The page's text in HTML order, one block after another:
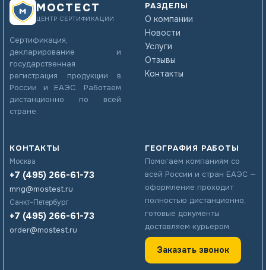
МОСТЕСТ
ЦЕНТР СЕРТИФИКАЦИИ
Сертификация,
декларирование и
государственная
регистрация продукции в
России и ЕАЭС. Работаем
дистанционно по всей
стране.
РАЗДЕЛЫ
О компании
Новости
Услуги
Отзывы
Контакты
КОНТАКТЫ
Москва
+7 (495) 266-61-73
mng@mostest.ru
Санкт-Петербург
+7 (495) 266-61-73
order@mostest.ru
ГЕОГРАФИЯ РАБОТЫ
Помогаем компаниям со
всей России и стран ЕАЭС —
оформление проходит
полностью дистанционно,
готовые документы
доставляем курьером.
Заказать звонок